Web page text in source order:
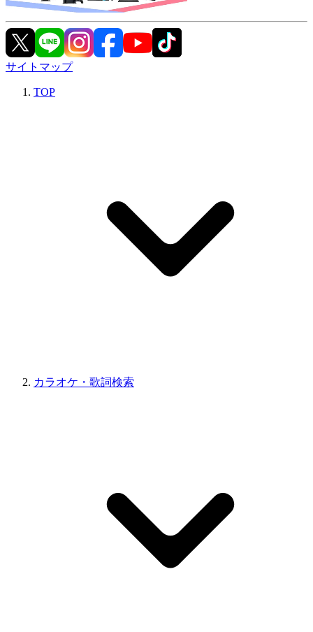
サイトマップ
TOP
カラオケ・歌詞検索